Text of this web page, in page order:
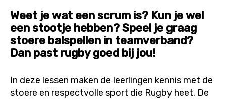
Weet je wat een scrum is? Kun je wel
een stootje hebben? Speel je graag
stoere balspellen in teamverband?
Dan past rugby goed bij jou!
In deze lessen maken de leerlingen kennis met de
stoere en respectvolle sport die Rugby heet. De